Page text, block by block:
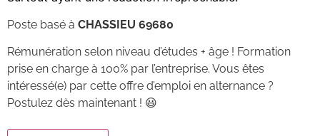
Poste basé à CHASSIEU 69680
Rémunération selon niveau d’études + âge ! Formation
prise en charge à 100% par l’entreprise. Vous êtes
intéressé(e) par cette offre d’emploi en alternance ?
Postulez dès maintenant ! 😃